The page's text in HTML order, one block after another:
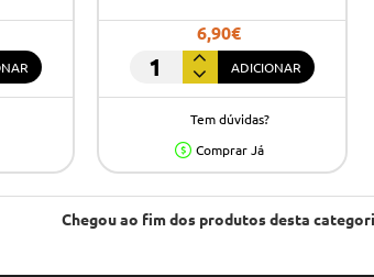
6,90€
D'ADDARIO
PWPS10
ADICIONAR
Tem dúvidas?
Comprar Já
Chegou ao fim dos produtos desta